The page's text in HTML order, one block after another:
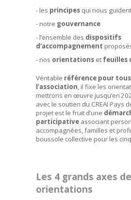
- les principes qui nous guident
- notre gouvernance
- l’ensemble des dispositifs
d’accompagnement
- nos orientations et feuilles
Véritable référence pour
l’association, il fixe les
mettrons en œuvre jusqu’en
avec le soutien du CREAI Pays
projet est le fruit d’une
participative associant
accompagnées, familles et
boussole collective pour les
Les 4 grands axes
orientations